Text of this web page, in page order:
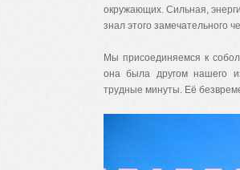
окружающих. Сильная,
знал этого замечательного
Мы присоединяемся к
она была другом нашего
трудные минуты. Её